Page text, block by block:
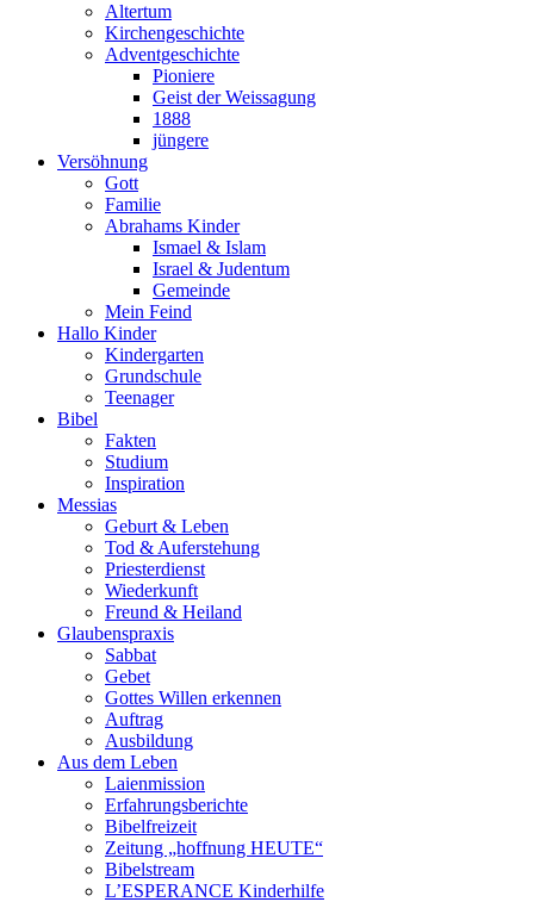
Altertum
Kirchengeschichte
Adventgeschichte
Pioniere
Geist der Weissagung
1888
jüngere
Versöhnung
Gott
Familie
Abrahams Kinder
Ismael & Islam
Israel & Judentum
Gemeinde
Mein Feind
Hallo Kinder
Kindergarten
Grundschule
Teenager
Bibel
Fakten
Studium
Inspiration
Messias
Geburt & Leben
Tod & Auferstehung
Priesterdienst
Wiederkunft
Freund & Heiland
Glaubenspraxis
Sabbat
Gebet
Gottes Willen erkennen
Auftrag
Ausbildung
Aus dem Leben
Laienmission
Erfahrungsberichte
Bibelfreizeit
Zeitung „hoffnung HEUTE“
Bibelstream
L’ESPERANCE Kinderhilfe